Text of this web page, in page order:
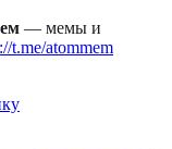
— мемы и
t.me/atommem